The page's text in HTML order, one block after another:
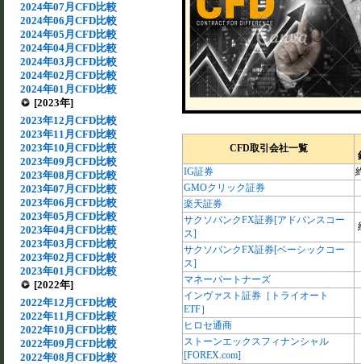
2024年07月CFD比較
2024年06月CFD比較
2024年05月CFD比較
2024年04月CFD比較
2024年03月CFD比較
2024年02月CFD比較
2024年01月CFD比較
[2023年]
2023年12月CFD比較
2023年11月CFD比較
2023年10月CFD比較
2023年09月CFD比較
2023年08月CFD比較
2023年07月CFD比較
2023年06月CFD比較
2023年05月CFD比較
2023年04月CFD比較
2023年03月CFD比較
2023年02月CFD比較
2023年01月CFD比較
[2022年]
2022年12月CFD比較
2022年11月CFD比較
2022年10月CFD比較
2022年09月CFD比較
2022年08月CFD比較
CFD取引会社一覧
IG証券
GMOクリック証券
楽天証券
サクソバンクFX証券[アドバンスコー
ス]
サクソバンクFX証券[ベーシックコー
ス]
マネーパートナーズ
インヴァスト証券［トライオート
ETF］
ヒロセ通商
ストーンエックスフィナンシャル
[FOREX.com]